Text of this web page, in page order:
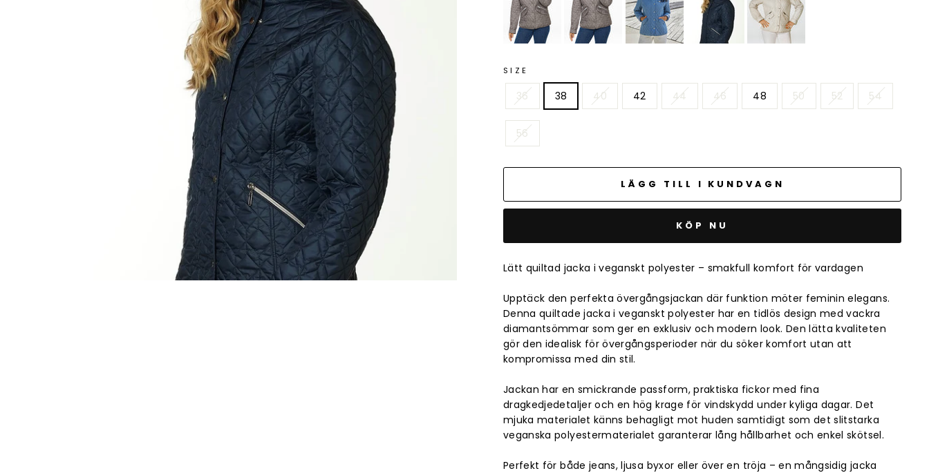
SIZE
36 38 40 42 44 46 48 50 52 54
56
LÄGG TILL I KUNDVAGN
KÖP NU
Lätt quiltad jacka i veganskt polyester – smakfull komfort för vardagen
Upptäck den perfekta övergångsjackan där funktion möter feminin elegans.
Denna quiltade jacka i veganskt polyester har en tidlös design med vackra
diamantsömmar som ger en exklusiv och modern look. Den lätta kvaliteten
gör den idealisk för övergångsperioder när du söker komfort utan att
kompromissa med din stil.
Jackan har en smickrande passform, praktiska fickor med fina
dragkedjedetaljer och en hög krage för vindskydd under kyliga dagar. Det
mjuka materialet känns behagligt mot huden samtidigt som det slitstarka
veganska polyestermaterialet garanterar lång hållbarhet och enkel skötsel.
Perfekt för både jeans, ljusa byxor eller över en tröja – en mångsidig jacka